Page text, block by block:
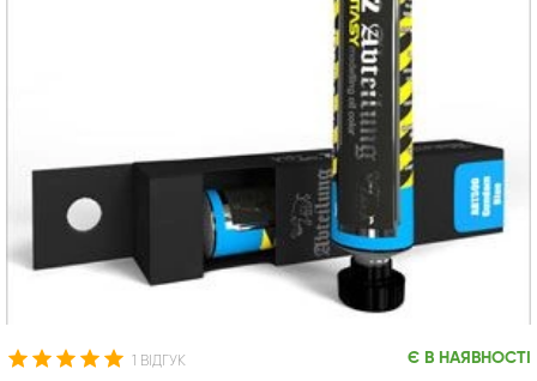
1 ВІДГУК Є В НАЯВНОСТІ